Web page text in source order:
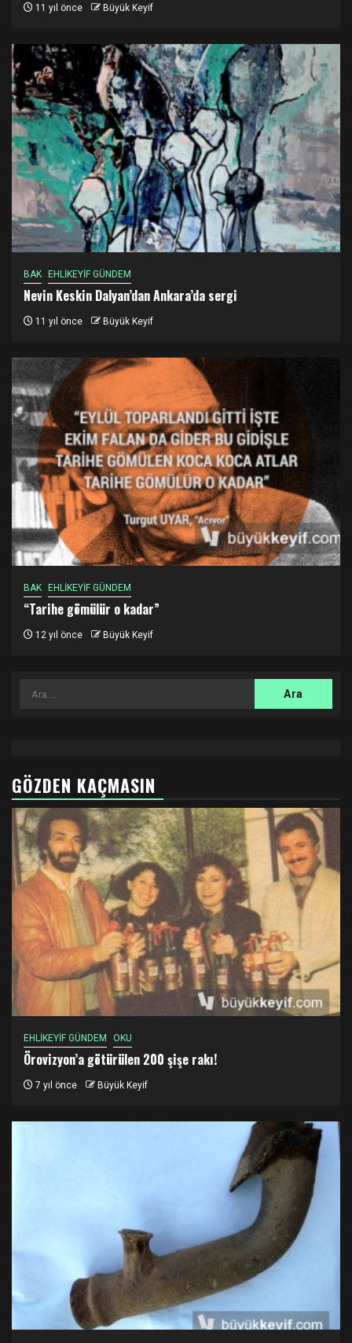
11 yıl önce Büyük Keyif
BAK EHLİKEYİF GÜNDEM
Nevin Keskin Dalyan’dan Ankara’da sergi
11 yıl önce Büyük Keyif
BAK EHLİKEYİF GÜNDEM
“Tarihe gömülür o kadar”
12 yıl önce Büyük Keyif
Arama:
GÖZDEN KAÇMASIN
EHLİKEYİF GÜNDEM OKU
Örovizyon’a götürülen 200 şişe rakı!
7 yıl önce Büyük Keyif